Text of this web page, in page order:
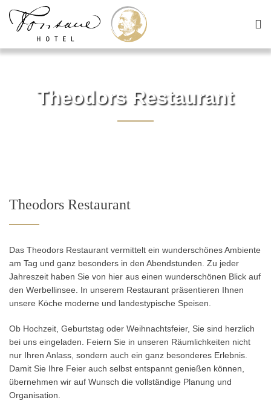
Theodors Restaurant
Theodors Restaurant
Das Theodors Restaurant vermittelt ein wunderschönes Ambiente
am Tag und ganz besonders in den Abendstunden. Zu jeder
Jahreszeit haben Sie von hier aus einen wunderschönen Blick auf
den Werbellinsee. In unserem Restaurant präsentieren Ihnen
unsere Köche moderne und landestypische Speisen.
Ob Hochzeit, Geburtstag oder Weihnachtsfeier, Sie sind herzlich
bei uns eingeladen. Feiern Sie in unseren Räumlichkeiten nicht
nur Ihren Anlass, sondern auch ein ganz besonderes Erlebnis.
Damit Sie Ihre Feier auch selbst entspannt genießen können,
übernehmen wir auf Wunsch die vollständige Planung und
Organisation.